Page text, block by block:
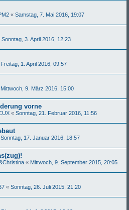
« Samstag, 7. Mai 2016, 19:07
Sonntag, 3. April 2016, 12:23
Freitag, 1. April 2016, 09:57
Mittwoch, 9. März 2016, 15:00
vorne
« Sonntag, 21. Februar 2016, 11:56
Sonntag, 17. Januar 2016, 18:57
« Mittwoch, 9. September 2015, 20:05
« Sonntag, 26. Juli 2015, 21:20